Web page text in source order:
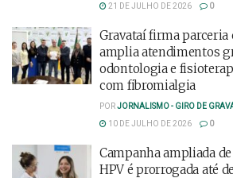
21 DE JULHO DE 2026
0
Gravataí firma parceria
amplia atendimentos
odontologia e
com fibromialgia
PORJORNALISMO - GIRO DE
10 DE JULHO DE 2026
0
Campanha ampliada
HPV é prorrogada até